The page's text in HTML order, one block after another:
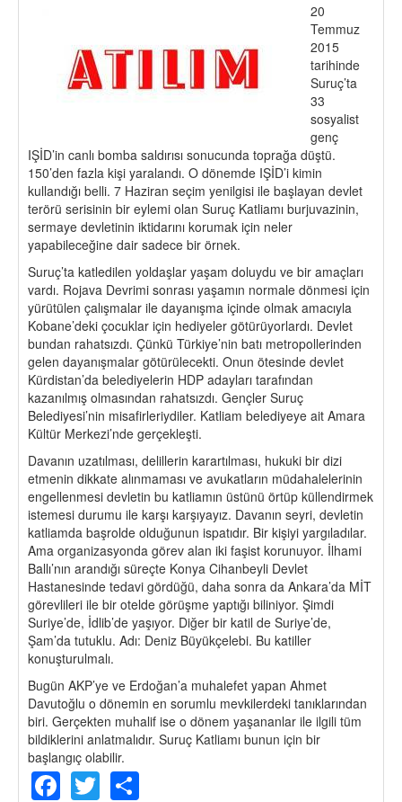
20
Temmuz
2015
tarihinde
Suruç’ta
33
sosyalist
genç
IŞİD’in canlı bomba saldırısı sonucunda toprağa düştü.
150’den fazla kişi yaralandı. O dönemde IŞİD’i kimin
kullandığı belli. 7 Haziran seçim yenilgisi ile başlayan devlet
terörü serisinin bir eylemi olan Suruç Katliamı burjuvazinin,
sermaye devletinin iktidarını korumak için neler
yapabileceğine dair sadece bir örnek.
Suruç’ta katledilen yoldaşlar yaşam doluydu ve bir amaçları
vardı. Rojava Devrimi sonrası yaşamın normale dönmesi için
yürütülen çalışmalar ile dayanışma içinde olmak amacıyla
Kobane’deki çocuklar için hediyeler götürüyorlardı. Devlet
bundan rahatsızdı. Çünkü Türkiye’nin batı metropollerinden
gelen dayanışmalar götürülecekti. Onun ötesinde devlet
Kürdistan’da belediyelerin HDP adayları tarafından
kazanılmış olmasından rahatsızdı. Gençler Suruç
Belediyesi’nin misafirleriydiler. Katliam belediyeye ait Amara
Kültür Merkezi’nde gerçekleşti.
Davanın uzatılması, delillerin karartılması, hukuki bir dizi
etmenin dikkate alınmaması ve avukatların müdahalelerinin
engellenmesi devletin bu katliamın üstünü örtüp küllendirmek
istemesi durumu ile karşı karşıyayız. Davanın seyri, devletin
katliamda başrolde olduğunun ispatıdır. Bir kişiyi yargıladılar.
Ama organizasyonda görev alan iki faşist korunuyor. İlhami
Ballı’nın arandığı süreçte Konya Cihanbeyli Devlet
Hastanesinde tedavi gördüğü, daha sonra da Ankara’da MİT
görevlileri ile bir otelde görüşme yaptığı biliniyor. Şimdi
Suriye’de, İdlib’de yaşıyor. Diğer bir katil de Suriye’de,
Şam’da tutuklu. Adı: Deniz Büyükçelebi. Bu katiller
konuşturulmalı.
Bugün AKP’ye ve Erdoğan’a muhalefet yapan Ahmet
Davutoğlu o dönemin en sorumlu mevkilerdeki tanıklarından
biri. Gerçekten muhalif ise o dönem yaşananlar ile ilgili tüm
bildiklerini anlatmalıdır. Suruç Katliamı bunun için bir
başlangıç olabilir.
Facebook
Twitter